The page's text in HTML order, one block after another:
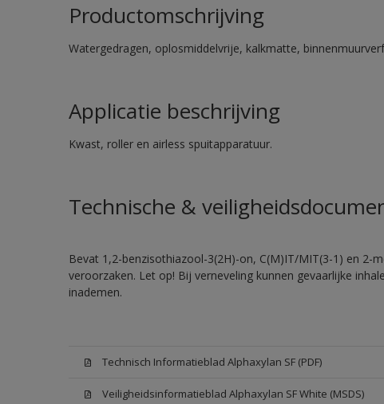
Productomschrijving
Watergedragen, oplosmiddelvrije, kalkmatte,
Applicatie beschrijving
Kwast, roller en airless spuitapparatuur.
Technische &
Bevat 1,2-benzisothiazool-3(2H)-on, C(M)IT/MIT(3-1) en 2-
veroorzaken. Let op! Bij verneveling kunnen gevaarlijke
inademen.
Technisch Informatieblad Alphaxylan SF (PDF)
Veiligheidsinformatieblad Alphaxylan SF White (MSDS)